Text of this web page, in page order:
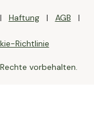
Haftung AGB
Richtlinie
vorbehalten.